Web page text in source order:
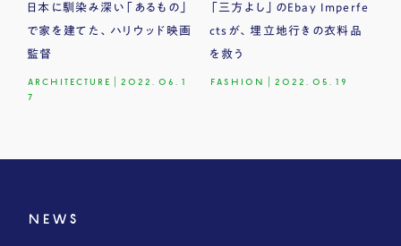
日本に馴染み深い「あるもの」
で家を建てた、ハリウッド映画
監督
ARCHITECTURE
2022.06.1
7
「三方よし」のEbay Imperfe
ctsが、埋立地行きの衣料品
を救う
FASHION 2022.05.19
NEWS